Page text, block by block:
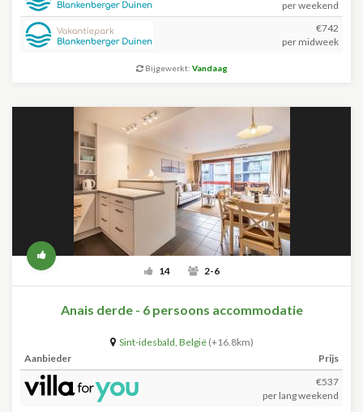
per weekend
€742
per midweek
Bijgewerkt: Vandaag
14 2-6
Anais derde - 6 persoons accommodatie
Sint-idesbald, België (+16.8km)
Aanbieder
Prijs
€537
per lang weekend